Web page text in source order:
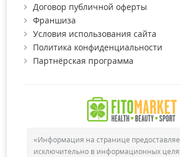
Договор публичной оферты
Франшиза
Условия использования сайта
Политика конфиденциальности
Партнёрская программа
«Информация на странице
исключительно в информационных